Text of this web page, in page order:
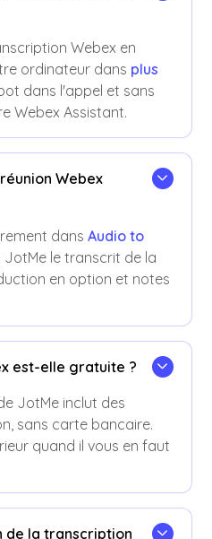
Webex en
ordinateur dans plus
bot dans l'appel et sans
Webex Assistant.
Webex
dansAudio to
: JotMe le transcrit de la
en option et notes
est-elle gratuite ?
JotMe inclut des
sans carte bancaire.
quand il vous en faut
de la transcription